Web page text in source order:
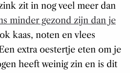
zit in nog veel meer dan
minder gezond zijn dan je
kaas, noten en vlees
extra oestertje eten om je
heeft weinig zin en is dit